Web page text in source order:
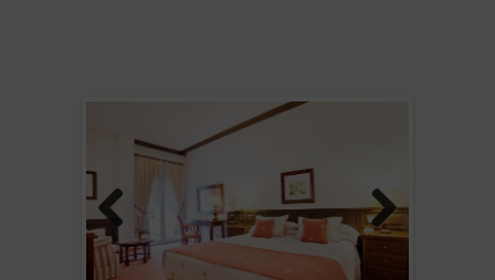
Previous Next